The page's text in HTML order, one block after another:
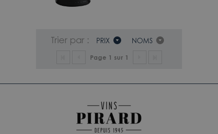
Trier par : PRIX NOMS
Page 1 sur 1